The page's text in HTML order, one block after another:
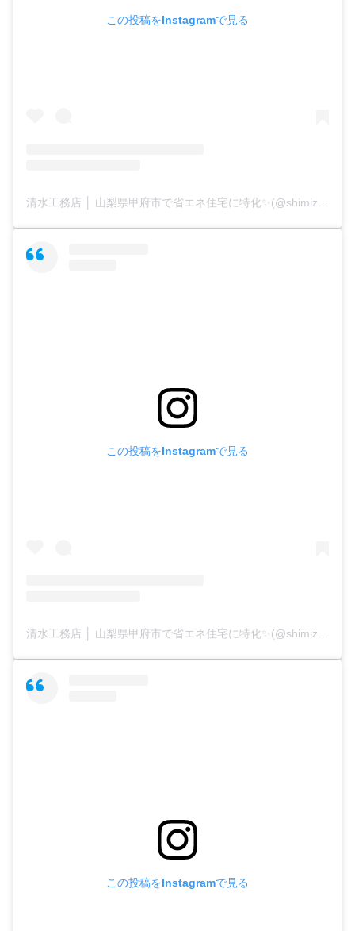
この投稿をInstagramで見る
清水工務店 │ 山梨県甲府市で省エネ住宅に特化✨(@shimizu_koumuten1109)がシェアした投稿
この投稿をInstagramで見る
清水工務店 │ 山梨県甲府市で省エネ住宅に特化✨(@shimizu_koumuten1109)がシェアした投稿
この投稿をInstagramで見る